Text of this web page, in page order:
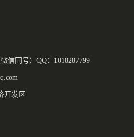
信同号）QQ：1018287799
开发区